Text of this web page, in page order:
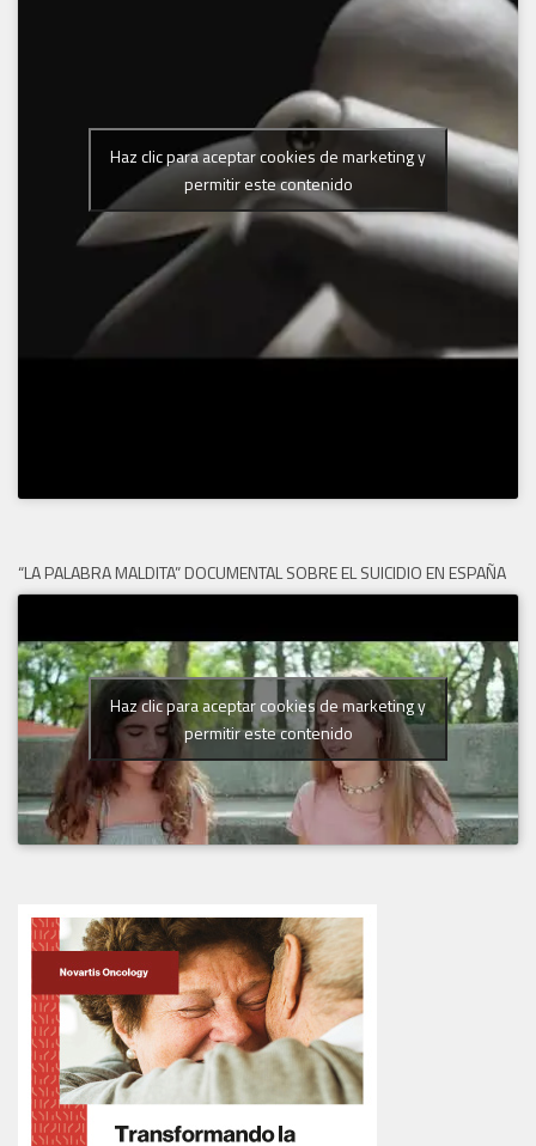
Haz clic para aceptar cookies de marketing y
permitir este contenido
“LA PALABRA MALDITA” DOCUMENTAL SOBRE EL SUICIDIO EN ESPAÑA
Haz clic para aceptar cookies de marketing y
permitir este contenido